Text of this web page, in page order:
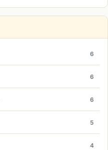
6
6
6
5
4